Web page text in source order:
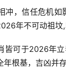
冲，信任危机如
年不可动祖坟,
皆可于2026年
年根基，吉凶并